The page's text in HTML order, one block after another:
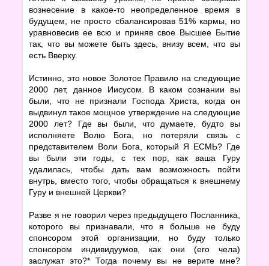
вознесение в какое-то неопределенное время в
будущем, не просто сбалансировав 51% кармы, но
уравновесив ее всю и приняв свое Высшее Бытие
так, что вы можете быть здесь, внизу всем, что вы
есть Вверху.
Истинно, это новое Золотое Правило на следующие
2000 лет, данное Иисусом. В каком сознании вы
были, что не признали Господа Христа, когда он
выдвинул такое мощное утверждение на следующие
2000 лет? Где вы были, что думаете, будто вы
исполняете Волю Бога, но потеряли связь с
представителем Воли Бога, который Я ЕСМЬ? Где
вы были эти годы, с тех пор, как ваша Гуру
удалилась, чтобы дать вам возможность пойти
внутрь, вместо того, чтобы обращаться к внешнему
Гуру и внешней Церкви?
Разве я не говорил через предыдущего Посланника,
которого вы признавали, что я больше не буду
спонсором этой организации, но буду только
спонсором индивидуумов, как они (его чела)
заслужат это?* Тогда почему вы не верите мне?